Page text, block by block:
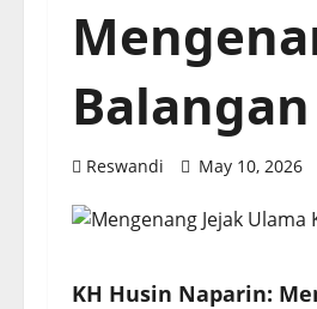
Balangan
Reswandi May 10, 2026
KH Husin Naparin: